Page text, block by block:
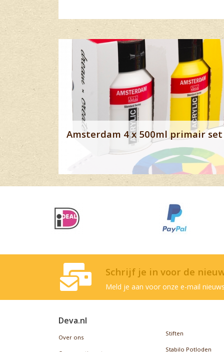
Banner row 2
Amsterdam 4 x 500ml primair
Schrijf je in voor de
Meld je aan voor onze e-mail
Deva.nl
Over ons
Stiften
Stabilo Potloden